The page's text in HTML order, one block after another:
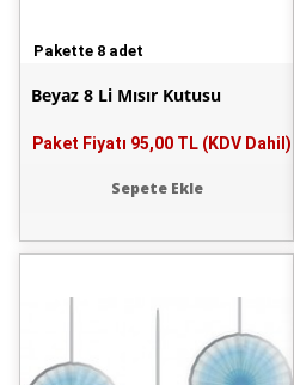
Pakette 8 adet
Beyaz 8 Li Mısır Kutusu
Paket Fiyatı 95,00 TL (KDV Dahil)
Sepete Ekle